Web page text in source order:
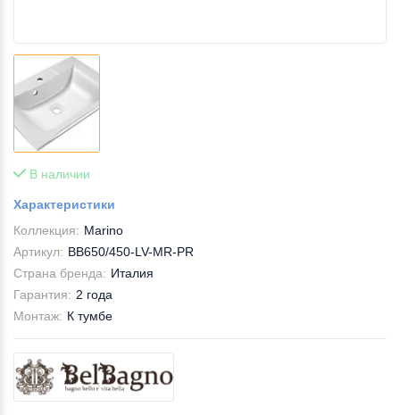
В наличии
Характеристики
Коллекция: Marino
Артикул: BB650/450-LV-MR-PR
Страна бренда: Италия
Гарантия: 2 года
Монтаж: К тумбе